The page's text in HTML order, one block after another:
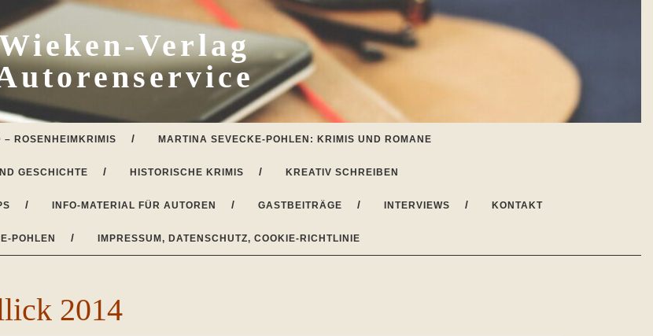
Verlag
– ROSENHEIMKRIMIS MARTINA SEVECKE-POHLEN: KRIMIS UND ROMANE
GESCHICHTE HISTORISCHE KRIMIS KREATIV SCHREIBEN
INFO-MATERIAL FÜR AUTOREN GASTBEITRÄGE INTERVIEWS KONTAKT
POHLEN IMPRESSUM, DATENSCHUTZ, COOKIE-RICHTLINIE
2014